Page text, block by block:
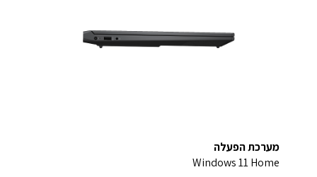
מערכת הפעלה
Windows 11 Home